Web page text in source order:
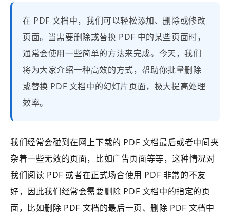
在 PDF 文档中，我们可以轻松添加、删除或修改
页面。当需要删除或替换 PDF 中的某些页面时，
通常会使用一些简单的方法来完成。今天，我们
将为大家介绍一种高效的方式，帮助你批量删除
或替换 PDF 文档中的幻灯片页面，极大提高处理
效率。
我们经常会碰到在网上下载的 PDF 文档最后或者中间夹
杂着一些无效的页面，比如广告页面等等，这种情况对
我们阅读 PDF 或者在正式场合使用 PDF 非常的不友
好，因此我们经常会需要删除 PDF 文档中的指定的页
面，比如删除 PDF 文档的最后一页、删除 PDF 文档中